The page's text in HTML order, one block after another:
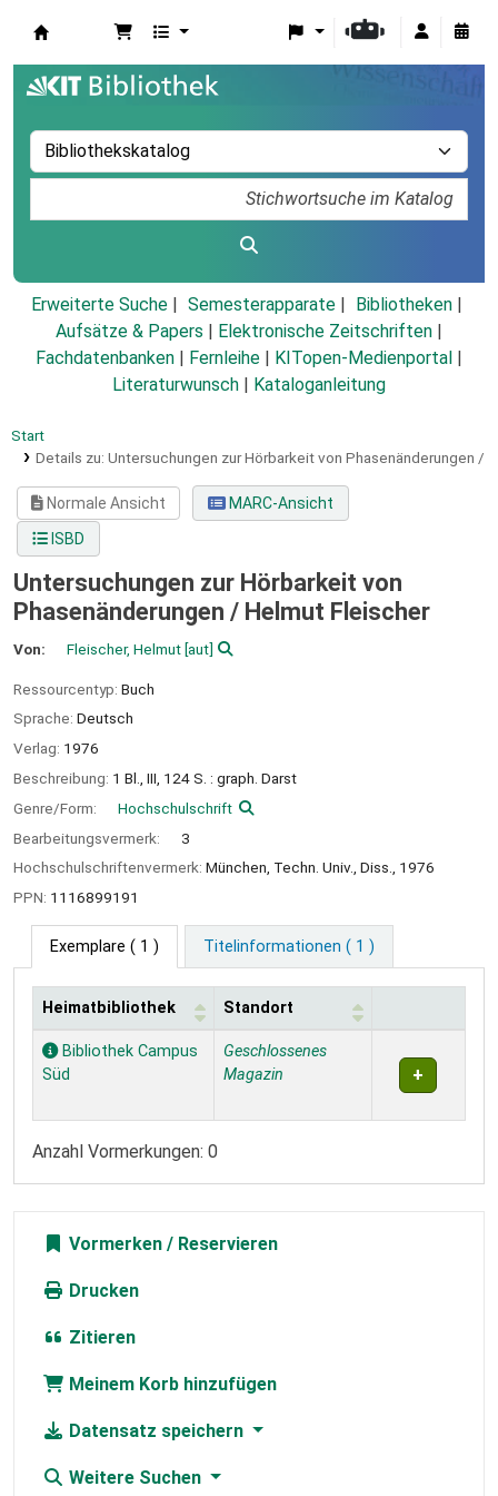
Erweiterte Suche Semesterapparate
Bibliotheken
Aufsätze & Papers
Elektronische Zeitschriften
Fachdatenbanken
Fernleihe KITopen-Medienportal
Literaturwunsch
Kataloganleitung
Start
Details zu: Untersuchungen zur Hörbarkeit von Phasenänderungen /
Normale Ansicht
MARC-Ansicht
ISBD
Untersuchungen zur Hörbarkeit von
Phasenänderungen / Helmut Fleischer
Von: Fleischer, Helmut[aut]
Ressourcentyp: Buch
Sprache: Deutsch
Verlag: 1976
Beschreibung: 1 Bl., III, 124 S. : graph. Darst
Genre/Form:
Hochschulschrift
Bearbeitungsvermerk:
3
Hochschulschriftenvermerk: München, Techn. Univ., Diss., 1976
PPN: 1116899191
Exemplare ( 1 ) Titelinformationen ( 1 )
Exemplare
Heimatbibliothek Standort
Bibliothek Campus
Süd
Geschlossenes
Magazin
Anzahl Vormerkungen: 0
Vormerken
Drucken
Zitieren
Meinem Korb hinzufügen
Datensatz speichern
Weitere Suchen